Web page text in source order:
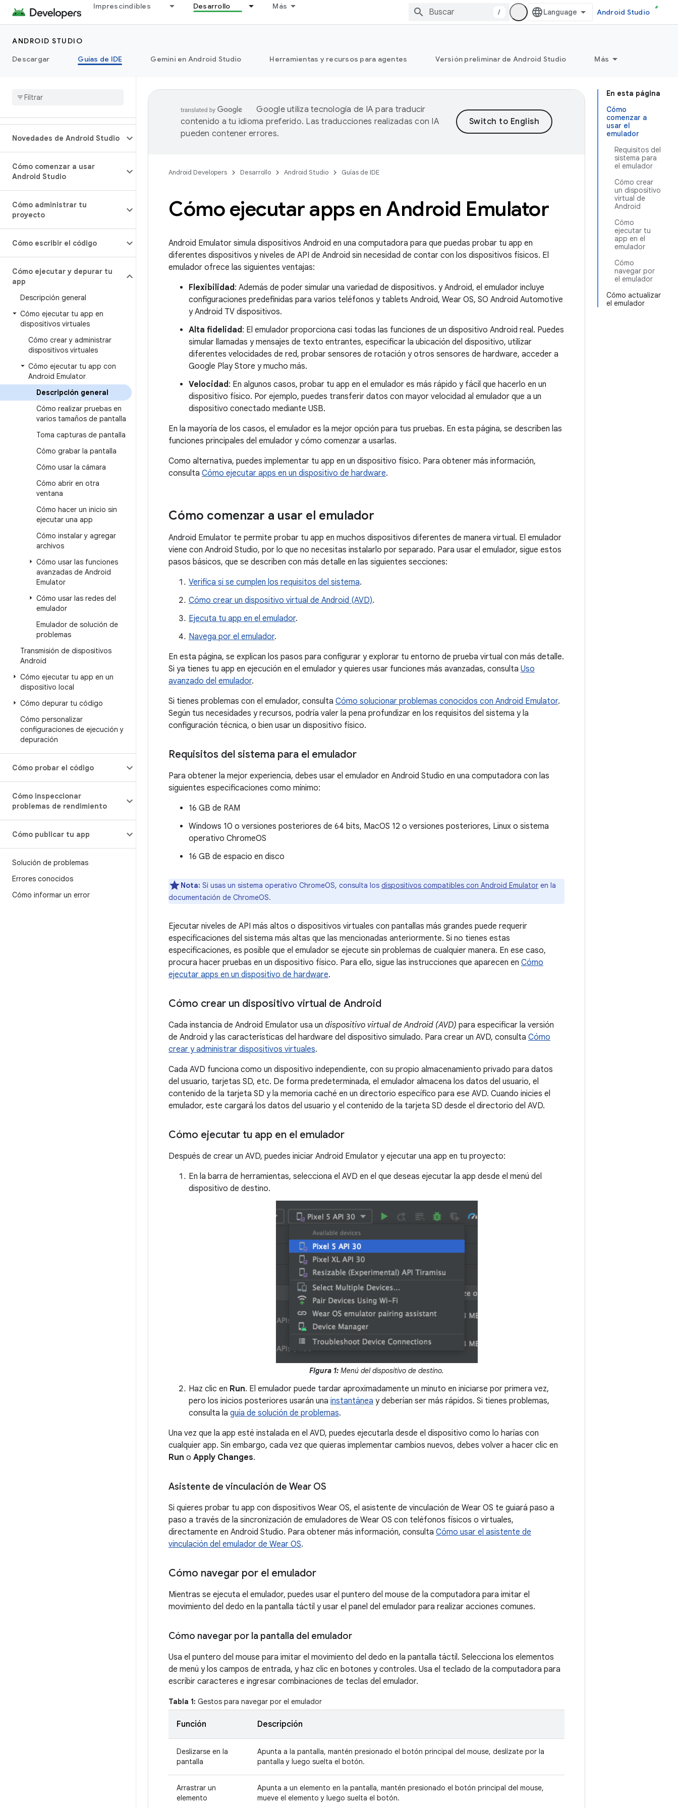
Imprescindibles Desarrollo Más
/ Android Studio
ANDROID STUDIO
Descargar
Guías de IDE Gemini en Android Studio Herramientas y recursos para agentes Versión preliminar de Android Studio Más
Novedades de Android Studio
Cómo comenzar a usar
Android Studio
Cómo administrar tu
proyecto
Cómo escribir el código
Cómo ejecutar y depurar tu
app
Descripción general
Cómo ejecutar tu app en
dispositivos virtuales
Cómo crear y administrar
dispositivos virtuales
Cómo ejecutar tu app con
Android Emulator
Descripción general
Cómo realizar pruebas en
varios tamaños de pantalla
Toma capturas de pantalla
Cómo grabar la pantalla
Cómo usar la cámara
Cómo abrir en otra
ventana
Cómo hacer un inicio sin
ejecutar una app
Cómo instalar y agregar
archivos
Cómo usar las funciones
avanzadas de Android
Emulator
Cómo usar las redes del
emulador
Emulador de solución de
problemas
Transmisión de dispositivos
Android
Cómo ejecutar tu app en un
dispositivo local
Cómo depurar tu código
Cómo personalizar
configuraciones de ejecución y
depuración
Cómo probar el código
Cómo inspeccionar
problemas de rendimiento
Cómo publicar tu app
Solución de problemas
Errores conocidos
Cómo informar un error
En esta página
Cómo
comenzar a
usar el
emulador
Requisitos del
sistema para
el emulador
Cómo crear
un dispositivo
virtual de
Android
Cómo
ejecutar tu
app en el
emulador
Cómo
navegar por
el emulador
Cómo actualizar
el emulador
Google utiliza tecnología de IA para traducir
contenido a tu idioma preferido. Las traducciones realizadas con IA
pueden contener errores.
Android Developers Desarrollo Android Studio Guías de IDE
Cómo ejecutar apps en Android Emulator
Android Emulator simula dispositivos Android en una computadora para que puedas probar tu app en
diferentes dispositivos y niveles de API de Android sin necesidad de contar con los dispositivos físicos. El
emulador ofrece las siguientes ventajas:
Flexibilidad: Además de poder simular una variedad de dispositivos. y Android, el emulador incluye
configuraciones predefinidas para varios teléfonos y tablets Android, Wear OS, SO Android Automotive
y Android TV dispositivos.
Alta fidelidad: El emulador proporciona casi todas las funciones de un dispositivo Android real. Puedes
simular llamadas y mensajes de texto entrantes, especificar la ubicación del dispositivo, utilizar
diferentes velocidades de red, probar sensores de rotación y otros sensores de hardware, acceder a
Google Play Store y mucho más.
Velocidad: En algunos casos, probar tu app en el emulador es más rápido y fácil que hacerlo en un
dispositivo físico. Por ejemplo, puedes transferir datos con mayor velocidad al emulador que a un
dispositivo conectado mediante USB.
En la mayoría de los casos, el emulador es la mejor opción para tus pruebas. En esta página, se describen las
funciones principales del emulador y cómo comenzar a usarlas.
Como alternativa, puedes implementar tu app en un dispositivo físico. Para obtener más información,
consulta Cómo ejecutar apps en un dispositivo de hardware.
Cómo comenzar a usar el emulador
Android Emulator te permite probar tu app en muchos dispositivos diferentes de manera virtual. El emulador
viene con Android Studio, por lo que no necesitas instalarlo por separado. Para usar el emulador, sigue estos
pasos básicos, que se describen con más detalle en las siguientes secciones:
Verifica si se cumplen los requisitos del sistema.
Cómo crear un dispositivo virtual de Android (AVD).
Ejecuta tu app en el emulador.
Navega por el emulador.
En esta página, se explican los pasos para configurar y explorar tu entorno de prueba virtual con más detalle.
Si ya tienes tu app en ejecución en el emulador y quieres usar funciones más avanzadas, consulta Uso
avanzado del emulador.
Si tienes problemas con el emulador, consulta Cómo solucionar problemas conocidos con Android Emulator.
Según tus necesidades y recursos, podría valer la pena profundizar en los requisitos del sistema y la
configuración técnica, o bien usar un dispositivo físico.
Requisitos del sistema para el emulador
Para obtener la mejor experiencia, debes usar el emulador en Android Studio en una computadora con las
siguientes especificaciones como mínimo:
16 GB de RAM
Windows 10 o versiones posteriores de 64 bits, MacOS 12 o versiones posteriores, Linux o sistema
operativo ChromeOS
16 GB de espacio en disco
Nota: Si usas un sistema operativo ChromeOS, consulta los dispositivos compatibles con Android Emulator en la
documentación de ChromeOS.
Ejecutar niveles de API más altos o dispositivos virtuales con pantallas más grandes puede requerir
especificaciones del sistema más altas que las mencionadas anteriormente. Si no tienes estas
especificaciones, es posible que el emulador se ejecute sin problemas de cualquier manera. En ese caso,
procura hacer pruebas en un dispositivo físico. Para ello, sigue las instrucciones que aparecen en Cómo
ejecutar apps en un dispositivo de hardware.
Cómo crear un dispositivo virtual de Android
Cada instancia de Android Emulator usa un dispositivo virtual de Android (AVD) para especificar la versión
de Android y las características del hardware del dispositivo simulado. Para crear un AVD, consulta Cómo
crear y administrar dispositivos virtuales.
Cada AVD funciona como un dispositivo independiente, con su propio almacenamiento privado para datos
del usuario, tarjetas SD, etc. De forma predeterminada, el emulador almacena los datos del usuario, el
contenido de la tarjeta SD y la memoria caché en un directorio específico para ese AVD. Cuando inicies el
emulador, este cargará los datos del usuario y el contenido de la tarjeta SD desde el directorio del AVD.
Cómo ejecutar tu app en el emulador
Después de crear un AVD, puedes iniciar Android Emulator y ejecutar una app en tu proyecto:
En la barra de herramientas, selecciona el AVD en el que deseas ejecutar la app desde el menú del
dispositivo de destino.
Figura 1: Menú del dispositivo de destino.
Haz clic en Run. El emulador puede tardar aproximadamente un minuto en iniciarse por primera vez,
pero los inicios posteriores usarán una instantánea y deberían ser más rápidos. Si tienes problemas,
consulta la guía de solución de problemas.
Una vez que la app esté instalada en el AVD, puedes ejecutarla desde el dispositivo como lo harías con
cualquier app. Sin embargo, cada vez que quieras implementar cambios nuevos, debes volver a hacer clic en
Run o Apply Changes.
Asistente de vinculación de Wear OS
Si quieres probar tu app con dispositivos Wear OS, el asistente de vinculación de Wear OS te guiará paso a
paso a través de la sincronización de emuladores de Wear OS con teléfonos físicos o virtuales,
directamente en Android Studio. Para obtener más información, consulta Cómo usar el asistente de
vinculación del emulador de Wear OS.
Cómo navegar por el emulador
Mientras se ejecuta el emulador, puedes usar el puntero del mouse de la computadora para imitar el
movimiento del dedo en la pantalla táctil y usar el panel del emulador para realizar acciones comunes.
Cómo navegar por la pantalla del emulador
Usa el puntero del mouse para imitar el movimiento del dedo en la pantalla táctil. Selecciona los elementos
de menú y los campos de entrada, y haz clic en botones y controles. Usa el teclado de la computadora para
escribir caracteres e ingresar combinaciones de teclas del emulador.
Tabla 1: Gestos para navegar por el emulador
Función Descripción
Deslizarse en la
pantalla
Apunta a la pantalla, mantén presionado el botón principal del mouse, deslízate por la
pantalla y luego suelta el botón.
Arrastrar un
elemento
Apunta a un elemento en la pantalla, mantén presionado el botón principal del mouse,
mueve el elemento y luego suelta el botón.